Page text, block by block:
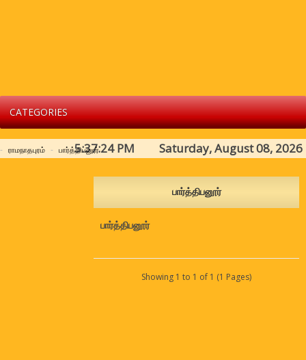
CATEGORIES
5:37:24 PM Saturday, August 08, 2026
ராமநாதபுரம் பார்த்திபனூர்
பார்த்திபனூர்
பார்த்திபனூர்
Showing 1 to 1 of 1 (1 Pages)